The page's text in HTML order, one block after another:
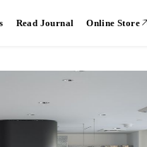
Read Journal Online Store